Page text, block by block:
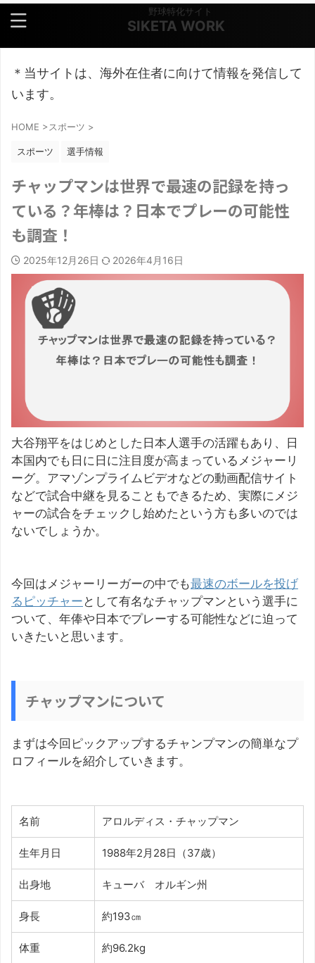
野球特化サイト
SIKETA WORK
＊当サイトは、海外在住者に向けて情報を発信して
います。
HOME >スポーツ >
スポーツ 選手情報
チャップマンは世界で最速の記録を持っ
ている？年棒は？日本でプレーの可能性
も調査！
2025年12月26日 2026年4月16日
大谷翔平をはじめとした日本人選手の活躍もあり、日
本国内でも日に日に注目度が高まっているメジャーリ
ーグ。アマゾンプライムビデオなどの動画配信サイト
などで試合中継を見ることもできるため、実際にメジ
ャーの試合をチェックし始めたという方も多いのでは
ないでしょうか。
今回はメジャーリーガーの中でも最速のボールを投げ
るピッチャー として有名なチャップマンという選手に
ついて、年俸や日本でプレーする可能性などに迫って
いきたいと思います。
チャップマンについて
まずは今回ピックアップするチャンプマンの簡単なプ
ロフィールを紹介していきます。
名前 アロルディス・チャップマン
生年月日 1988年2月28日（37歳）
出身地 キューバ オルギン州
身長 約193㎝
体重 約96.2kg